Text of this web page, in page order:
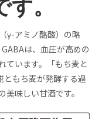
。
γ-アミノ酪酸）の略
は、血圧が高めの
ています。「もち麦と
ともち麦が発酵する過
味しい甘酒です。